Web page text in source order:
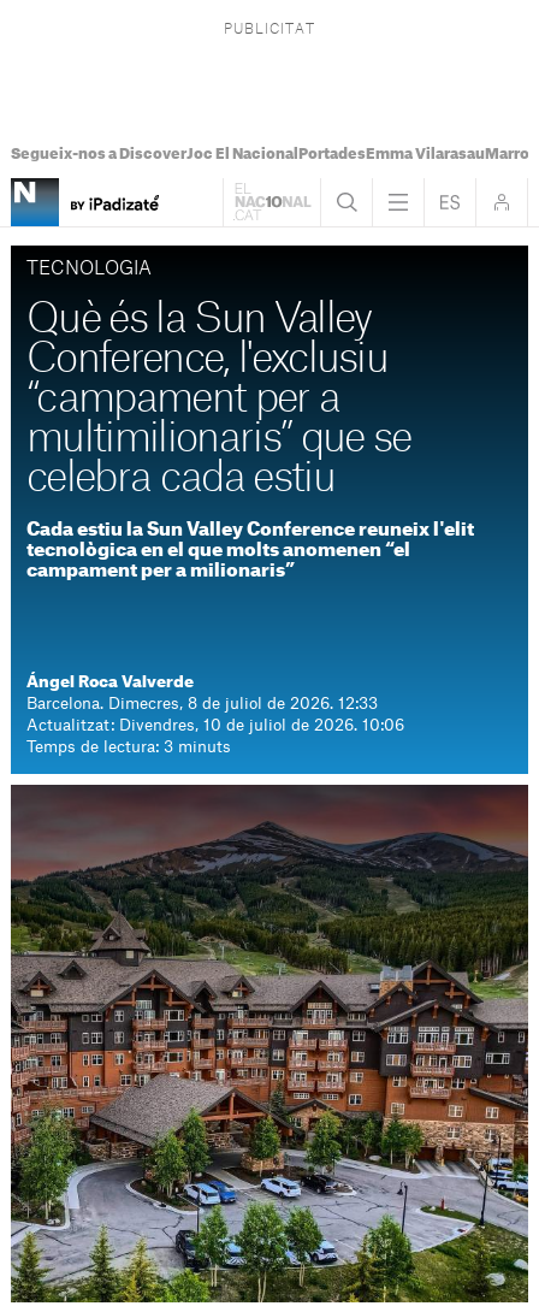
Segueix-nos a DiscoverJoc El Nacional PortadesEmma Vilarasau
TECNOLOGIA
Què és la Sun Valley
Conference, l'exclusiu
“campament per a
multimilionaris” que se
celebra cada estiu
Cada estiu la Sun Valley Conference reuneix l'elit
tecnològica en el que molts anomenen “el
campament per a milionaris”
Ángel Roca Valverde
Barcelona. Dimecres, 8 de juliol de 2026. 12:33
Actualitzat: Divendres, 10 de juliol de 2026. 10:06
Temps de lectura: 3 minuts